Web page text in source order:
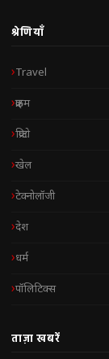
श्रेणियाँ
Travel
क्राइम
क्रिप्टो
खेल
टेक्नोलॉजी
देश
धर्म
पॉलिटिक्स
ताज़ा खबरें